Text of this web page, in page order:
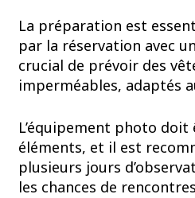
La préparation est
par la réservation avec
crucial de prévoir des
imperméables, adaptés
L’équipement photo
éléments, et il est
plusieurs jours
les chances de